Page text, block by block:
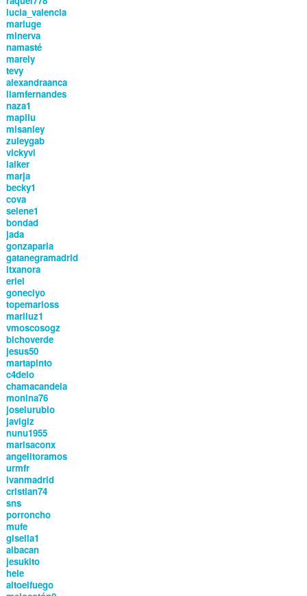
lucia_valencia
mariuge
minerva
namasté
marely
tevy
alexandraanca
liamfernandes
naza1
mapilu
misanley
zuleygab
vickyvi
laiker
marja
becky1
cova
selene1
bondad
jada
gonzaparla
gatanegramadrid
itxanora
eriel
goneciyo
topemarioss
mariluz1
vmoscosogz
bichoverde
jesus50
martapinto
c4delo
chamacandela
monina76
joselurubio
javiglz
nunu1955
marisaconx
angelitoramos
urmfr
ivanmadrid
cristian74
sns
porroncho
mufe
gisella1
albacan
jesukito
hele
altoelfuego